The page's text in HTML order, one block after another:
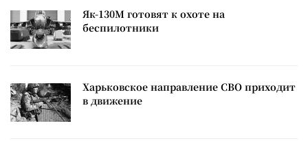
Як-130М готовят к охоте на
беспилотники
Харьковское направление СВО приходит
в движение